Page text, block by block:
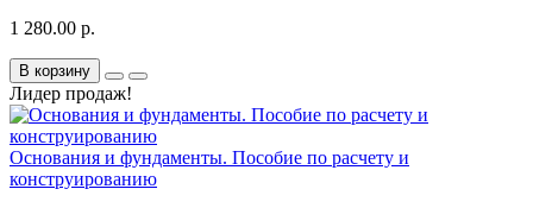
1 280.00 р.
В корзину
Лидер продаж!
Основания и фундаменты. Пособие по расчету и
конструированию